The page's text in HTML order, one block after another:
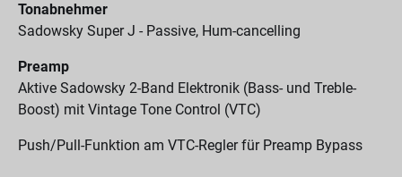
Tonabnehmer
Sadowsky Super J - Passive, Hum-cancelling
Preamp
Aktive Sadowsky 2-Band Elektronik (Bass- und Treble-
Boost) mit Vintage Tone Control (VTC)
Push/Pull-Funktion am VTC-Regler für Preamp Bypass